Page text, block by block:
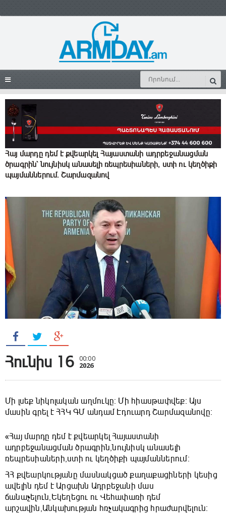
Հայ մարդը դեմ է քվեարկել Հայաստանի ադրբեջանացման
ծրագրին` նույնիսկ անասելի ռեպրեuիաների, ստի ու կեղծիքի
պայմաններում. Շարմազանով
Հունիս 16 00:00
2026
Մի լսեք նիկոլական աղմուկը։ Մի հիասթափվեք։ Այս
մասին գրել է ՀՀԿ ԳՄ անդամ Էդուարդ Շարմազանովը։
«Հայ մարդը դեմ է քվեարկել Հայաստանի
ադրբեջանացման ծրագրին,նույնիսկ անասելի
ռեպրեսիաների,ստի ու կեղծիքի պայմաններում։
ՀՀ քվեարկությանը մասնակցած քաղաքացիների կեսից
ավելին դեմ է Արցախն Ադրբեջանի մաս
ճանաչելուն,Եկեղեցու ու Վեհափառի դեմ
արշավին,Անկախության հռչակագրից հրաժարվելուն։